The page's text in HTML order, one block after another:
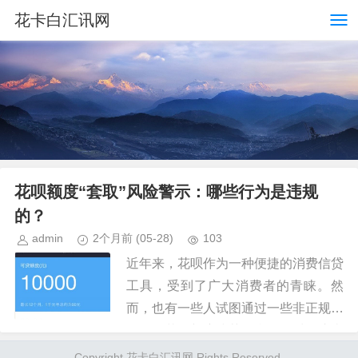
花卡白汇讯网
花呗额度“套取”风险警示：哪些行为是违规
的？
admin 2个月前 (05-28) 103
近年来，花呗作为一种便捷的消费信贷
工具，受到了广大消费者的青睐。然
而，也有一些人试图通过一些非正规手
行为，我们首先要明确的是，任何形式